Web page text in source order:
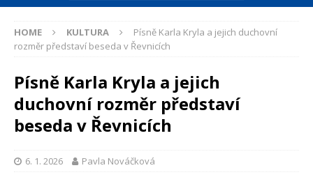
HOME KULTURA
Písně Karla Kryla a jejich duchovní
rozměr představí beseda v Řevnicích
Písně Karla Kryla a jejich
duchovní rozměr představí
beseda v Řevnicích
6. 1. 2026 Pavla Nováčková